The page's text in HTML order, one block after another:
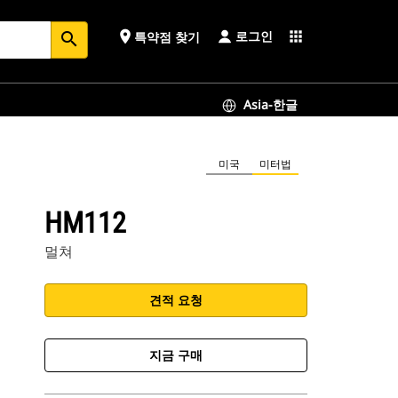
search place 특약점 찾기 로그인 apps
Asia-한글
미국 미터법
HM112
멀쳐
견적 요청
지금 구매